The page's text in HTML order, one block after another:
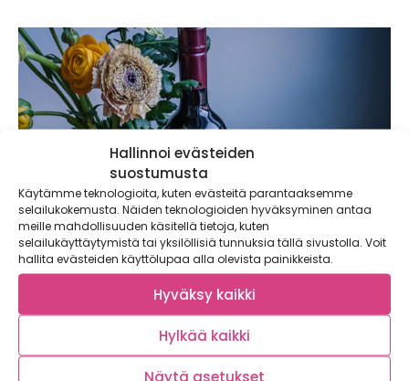
Hallinnoi evästeiden
suostumusta
Käytämme teknologioita, kuten evästeitä parantaaksemme
selailukokemusta. Näiden teknologioiden hyväksyminen antaa
meille mahdollisuuden käsitellä tietoja, kuten
selailukäyttäytymistä tai yksilöllisiä tunnuksia tällä sivustolla. Voit
hallita evästeiden käyttölupaa alla olevista painikkeista.
Hyväksy kaikki
Hylkää kaikki
Näytä asetukset